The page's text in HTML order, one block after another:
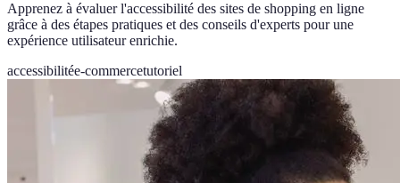
Apprenez à évaluer l'accessibilité des sites de shopping en ligne
grâce à des étapes pratiques et des conseils d'experts pour une
expérience utilisateur enrichie.
accessibilitée-commercetutoriel